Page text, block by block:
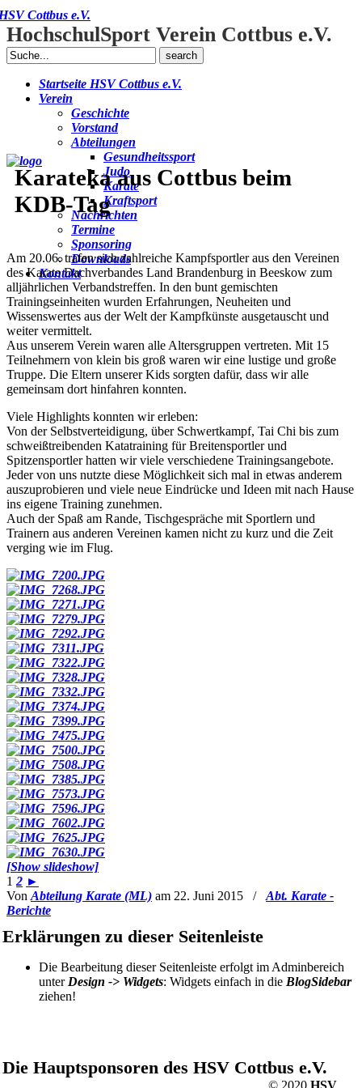
Cottbus e.V.
HochschulSport Verein Cottbus e.V.
Search
for:
Startseite HSV Cottbus e.V.
Verein
Geschichte
Vorstand
Abteilungen
Gesundheitssport
Judo
Karate
Kraftsport
Nachrichten
Termine
Sponsoring
Downloads
Kontakt
Karateka aus Cottbus beim
KDB-Tag
Am 20.06. trafen sich zahlreiche Kampfsportler aus den Vereinen
des Karate Dachverbandes Land Brandenburg in Beeskow zum
alljährlichen Verbandstreffen. In den bunt gemischten
Trainingseinheiten wurden Erfahrungen, Neuheiten und
Wissenswertes aus der Welt der Kampfkünste ausgetauscht und
weiter vermittelt.
Aus unserem Verein waren alle Altersgruppen vertreten. Mit 15
Teilnehmern von klein bis groß waren wir eine lustige und große
Truppe. Die Eltern unserer Kids sorgten dafür, dass wir alle
gemeinsam dort hinfahren konnten.
Viele Highlights konnten wir erleben:
Von der Selbstverteidigung, über Schwertkampf, Tai Chi bis zum
schweißtreibenden Katatraining für Breitensportler und
Spitzensportler hatten wir viele verschiedene Trainingsangebote.
Jeder von uns nutzte diese Möglichkeit sich mal in etwas anderem
auszuprobieren und viele neue Eindrücke und Ideen mit nach Hause
ins eigene Training zunehmen.
Auch der Spaß am Rande, Tischgespräche mit Sportlern und
Trainern aus anderen Vereinen kamen nicht zu kurz und die Zeit
verging wie im Flug.
[Show slideshow]
1 2 ►
Von Abteilung Karate (ML) am 22. Juni 2015 /
Abt. Karate -
Berichte
Erklärungen zu dieser Seitenleiste
Die Bearbeitung dieser Seitenleiste erfolgt im Adminbereich
unter Design -> Widgets: Widgets einfach in die BlogSidebar
ziehen!
Die Hauptsponsoren des HSV Cottbus e.V.
© 2020 HSV